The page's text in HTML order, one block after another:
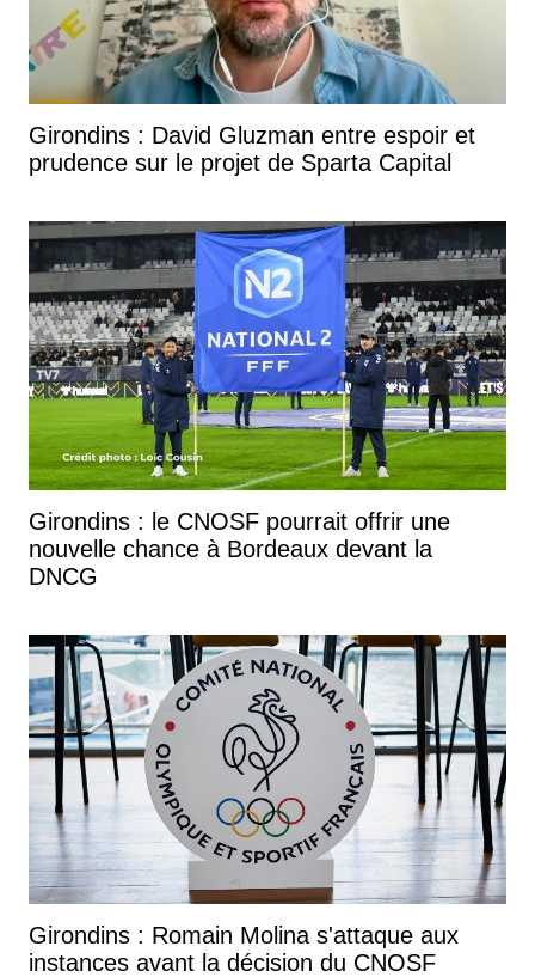
Girondins : David Gluzman entre espoir et
prudence sur le projet de Sparta Capital
Girondins : le CNOSF pourrait offrir une
nouvelle chance à Bordeaux devant la
DNCG
Girondins : Romain Molina s'attaque aux
instances avant la décision du CNOSF